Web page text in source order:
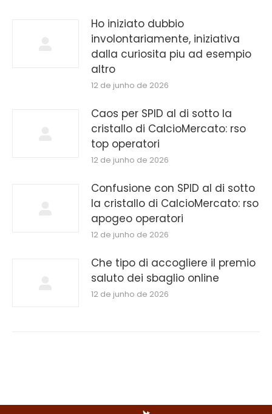
Ho iniziato dubbio
involontariamente, iniziativa
dalla curiosita piu ad esempio
altro
12 de junho de 2026
Caos per SPID al di sotto la
cristallo di CalcioMercato: rso
top operatori
12 de junho de 2026
Confusione con SPID al di sotto
la cristallo di CalcioMercato: rso
apogeo operatori
12 de junho de 2026
Che tipo di accogliere il premio
saluto dei sbaglio online
12 de junho de 2026